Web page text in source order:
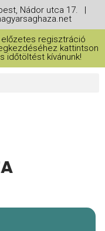
Nádor utca 17. |
előzetes regisztráció
kattintson
időtöltést kívánunk!